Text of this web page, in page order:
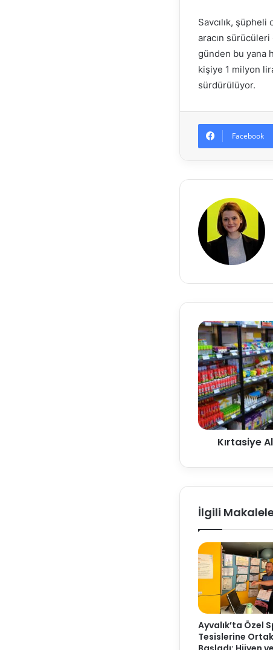
Savcılık,
aracın sürücüleri
günden bu yana
kişiye 1 milyon
sürdürülüyor.
Facebook
Kırtasiye
İlgili
Ayvalık’ta Özel
Tesislerine